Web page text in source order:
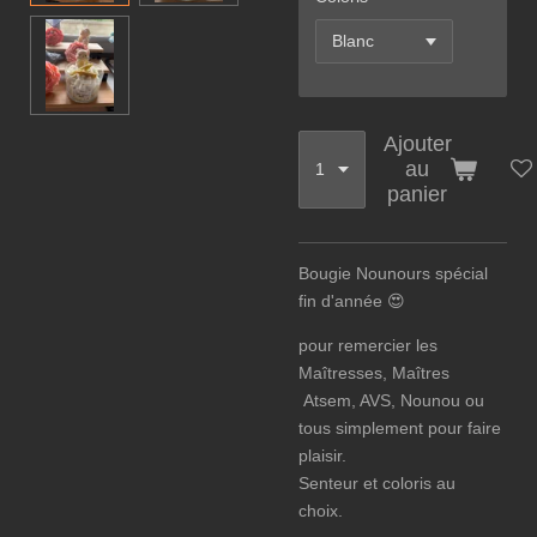
Ajouter
au
panier
Bougie Nounours spécial
fin d'année 😍
pour remercier les
Maîtresses, Maîtres
Atsem, AVS, Nounou ou
tous simplement pour faire
plaisir.
Senteur et coloris au
choix.